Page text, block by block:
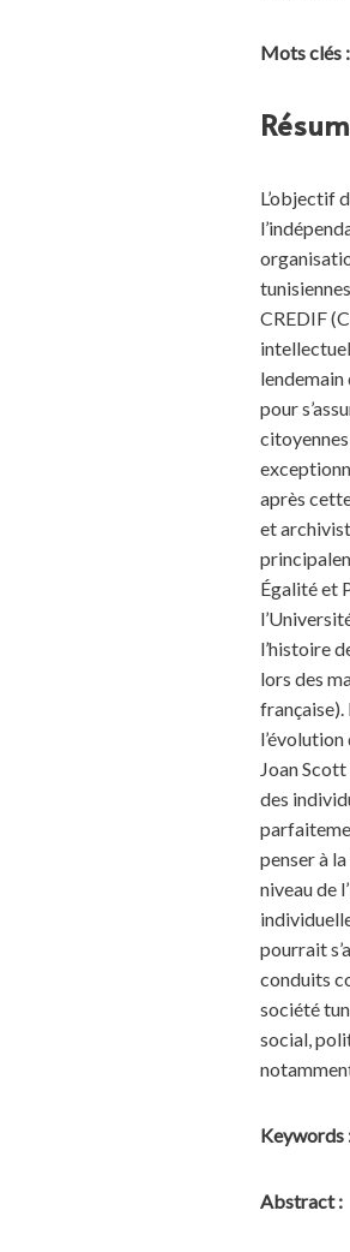
Mots clés :
L’objectif
CREDIF
lendemain
pour
après
et
Égalité et
l’histoire
lors des
française).
Joan
des
penser à
niveau de
pourrait
conduits
société
social,
Keywords
Abstract :